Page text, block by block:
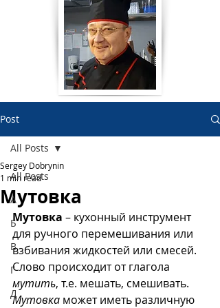
Post
All Posts
А
Б
В
Г
Д
All Posts
Мутовка
Sergey Dobrynin
1 min read
Мутовка – кухонный инструмент
для ручного перемешивания или
взбивания жидкостей или смесей.
Слово происходит от глагола
мутить, т.е. мешать, смешивать.
Мутовка может иметь различную